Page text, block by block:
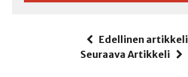
Edellinen artikkeli
Seuraava Artikkeli